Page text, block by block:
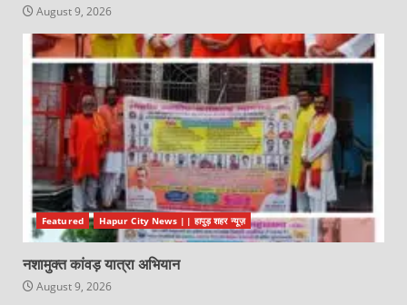
August 9, 2026
Featured Hapur City News || हापुड़ शहर न्यूज़
नशामुक्त कांवड़ यात्रा अभियान
August 9, 2026